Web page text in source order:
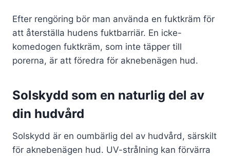
Efter rengöring bör man använda en fuktkräm för
att återställa hudens fuktbarriär. En icke-
komedogen fuktkräm, som inte täpper till
porerna, är att föredra för aknebenägen hud.
Solskydd som en naturlig del av
din hudvård
Solskydd är en oumbärlig del av hudvård, särskilt
för aknebenägen hud. UV-strålning kan förvärra